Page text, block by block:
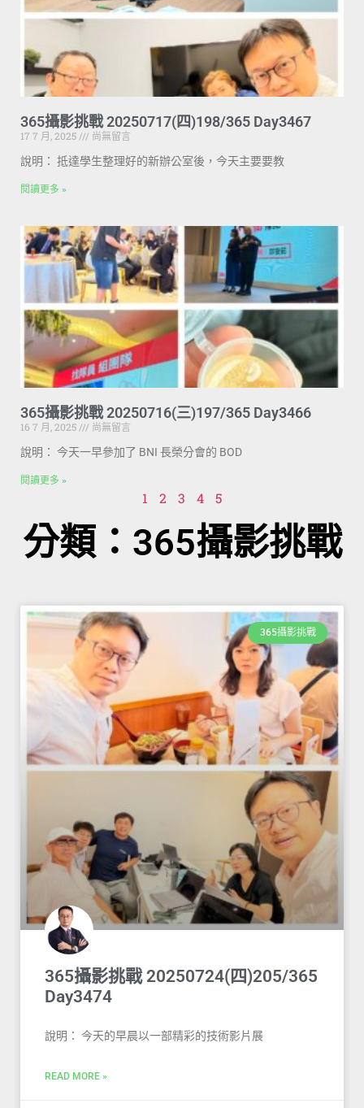
365攝影挑戰 20250717(四)198/365 Day3467
17 7 月, 2025
尚無留言
說明： 抵達學生整理好的新辦公室後，今天主要要教
閱讀更多 »
365攝影挑戰 20250716(三)197/365 Day3466
16 7 月, 2025
尚無留言
說明： 今天一早參加了 BNI 長榮分會的 BOD
閱讀更多 »
1 2 3 4 5
分類：365攝影挑戰
365攝影挑戰
365攝影挑戰 20250724(四)205/365
Day3474
說明： 今天的早晨以一部精彩的技術影片展
READ MORE »